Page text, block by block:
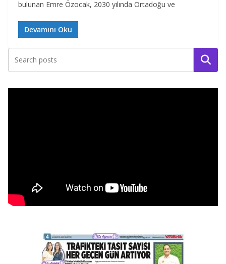
bulunan Emre Özocak, 2030 yılında Ortadoğu ve
Devamını Oku
Ara